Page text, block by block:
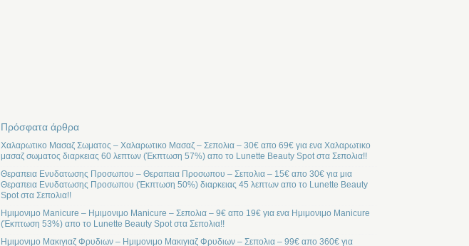
Πρόσφατα άρθρα
Χαλαρωτικο Μασαζ Σωματος – Χαλαρωτικο Μασαζ – Σεπολια – 30€ απο 69€ για ενα Χαλαρωτικο
μασαζ σωματος διαρκειας 60 λεπτων (Έκπτωση 57%) απο το Lunette Beauty Spot στα Σεπολια!!
Θεραπεια Ενυδατωσης Προσωπου – Θεραπεια Προσωπου – Σεπολια – 15€ απο 30€ για μια
Θεραπεια Ενυδατωσης Προσωπου (Έκπτωση 50%) διαρκειας 45 λεπτων απο το Lunette Beauty
Spot στα Σεπολια!!
Ημιμονιμο Manicure – Ημιμονιμο Manicure – Σεπολια – 9€ απο 19€ για ενα Ημιμονιμο Manicure
(Έκπτωση 53%) απο το Lunette Beauty Spot στα Σεπολια!!
Ημιμονιμο Μακιγιαζ Φρυδιων – Ημιμονιμο Μακιγιαζ Φρυδιων – Σεπολια – 99€ απο 360€ για